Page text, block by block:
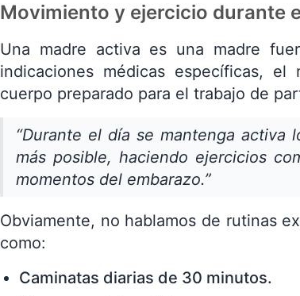
Movimiento y ejercicio durante
Una madre activa es una madre
indicaciones médicas específicas,
cuerpo preparado para el trabajo de
“Durante el día se mantenga activa
más posible, haciendo ejercicios
momentos del embarazo.”
Obviamente, no hablamos de rutinas
como:
Caminatas diarias de 30 minutos.